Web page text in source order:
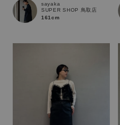
sayaka
SUPER SHOP 鳥取店
161cm